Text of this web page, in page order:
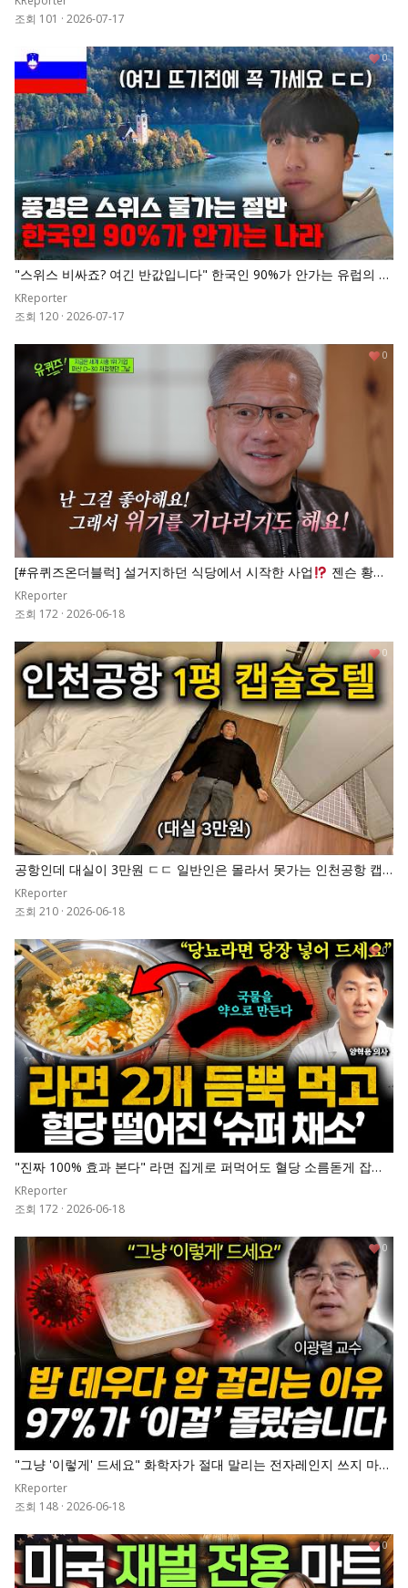
조회 101 · 2026-07-17
"스위스 비싸죠? 여긴 반값입니다" 한국인 90%가 안가는 유럽의 숨
겨진 천국
KReporter
조회 120 · 2026-07-17
0
[#유퀴즈온더블럭] 설거지하던 식당에서 시작한 사업
젠슨 황이
파산 직전인 엔비디아를 세계 시총 1위로 만든 비결
KReporter
조회 172 · 2026-06-18
0
공항인데 대실이 3만원 ㄷㄷ 일반인은 몰라서 못가는 인천공항 캡
슐호텔
KReporter
조회 210 · 2026-06-18
0
"진짜 100% 효과 본다" 라면 집게로 퍼먹어도 혈당 소름돋게 잡아
준 '1등 채소' 넣고 끓이세요. 췌장 살아나고 당화혈색소 7로 뚝 떨어
집니다
KReporter
조회 172 · 2026-06-18
0
"그냥 '이렇게' 드세요" 화학자가 절대 말리는 전자레인지 쓰지 마세
요. 밥 데우다 암 걸립니다 | 이광렬 교수 전체통합
KReporter
조회 148 · 2026-06-18
0
0